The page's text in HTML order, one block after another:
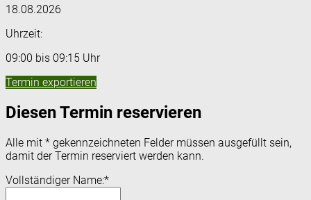
18.08.2026
Uhrzeit:
09:00 bis 09:15 Uhr
Termin exportieren
Diesen Termin reservieren
Alle mit * gekennzeichneten Felder müssen ausgefüllt sein,
damit der Termin reserviert werden kann.
Vollständiger Name:*